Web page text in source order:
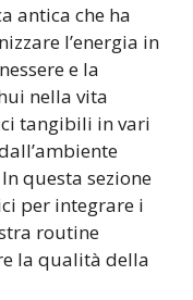
antica che ha
l’energia in
e la
nella vita
tangibili in vari
questa sezione
per integrare i
routine
la qualità della